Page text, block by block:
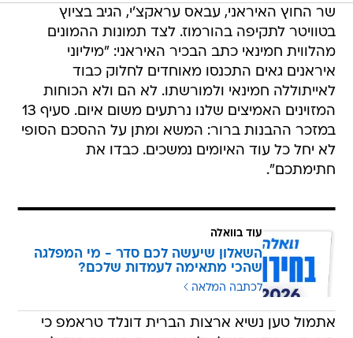
שר החוץ האיראני, עבאס עראקצ'י, הגיב בציוץ
בטוויטר לתקיפה בהורמוז. לצד תמונות ההמונים
מהלווית חמינאי כתב הבכיר האיראני: "מיליוני
איראנים גאים התכנסו מאוחדים לחלוק כבוד
לאייתוללה חמינאי ולמורשתו. לא הם ולא הכוחות
המזוינים האמיצים שלנו נרתעים משום איום. סעיף 13
במזכר ההבנות ברור: המשא ומתן על ההסכם הסופי
לא יחל כל עוד האיומים נמשכים. כבדו את
חתימתכם".
עוד בוואלה
השאלון שיעשה לכם סדר - מי המפלגה
שהכי מתאימה לעמדות שלכם?
לכתבה המלאה
אתמול טען נשיא ארצות הברית דונלד טראמפ כי